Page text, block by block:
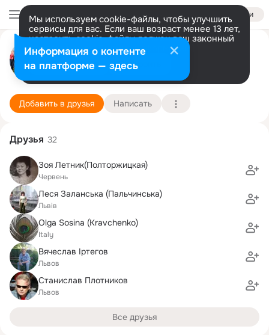
Войти
Мы используем cookie-файлы, чтобы улучшить
сервисы для вас. Если ваш возраст менее 13 лет,
настроить cookie-файлы должен ваш законный
представитель. Больше информации
Разрешить все Настроить
Ольга Цокова (Ишеева)
Львов
4 декабря (65 лет)
Львовский политехнический институт
Подробнее
Добавить в друзья Написать
Друзья 32
Зоя Летник(Полторжицкая)
Червень
Леся Заланська (Пальчинська)
Львів
Olga Sosina (Kravchenko)
Italy
Вячеслав Іртегов
Львов
Станислав Плотников
Львов
Все друзья
Информация о контенте
на платформе — здесь